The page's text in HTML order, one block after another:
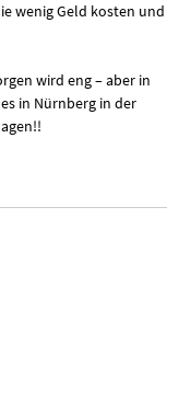
wenig Geld kosten und
wird eng – aber in
in Nürnberg in der